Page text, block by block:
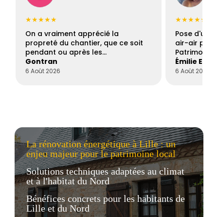
★★★★★
On a vraiment apprécié la
propreté du chantier, que ce soit
pendant ou après les…
Gontran
6 Août 2026
★★★★★
Pose d'une
air-air par
Patrimoine
Émilie
6 Août 2026
La rénovation énergétique à Lille : un
enjeu majeur pour le patrimoine local
Solutions techniques adaptées au climat
et à l'habitat du Nord
Bénéfices concrets pour les habitants de
Lille et du Nord